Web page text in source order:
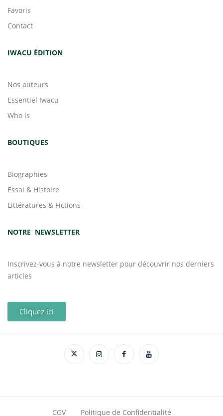
Favoris
Contact
IWACU ÉDITION
Nos auteurs
Essentiel Iwacu
Who is
BOUTIQUES
Biographies
Essai & Histoire
Littératures & Fictions
NOTRE NEWSLETTER
Inscrivez-vous à notre newsletter pour découvrir nos derniers
articles
Cliquez ici
CGV Politique de Confidentialité